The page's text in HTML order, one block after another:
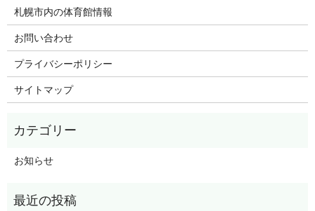
札幌市内の体育館情報
お問い合わせ
プライバシーポリシー
サイトマップ
お知らせ